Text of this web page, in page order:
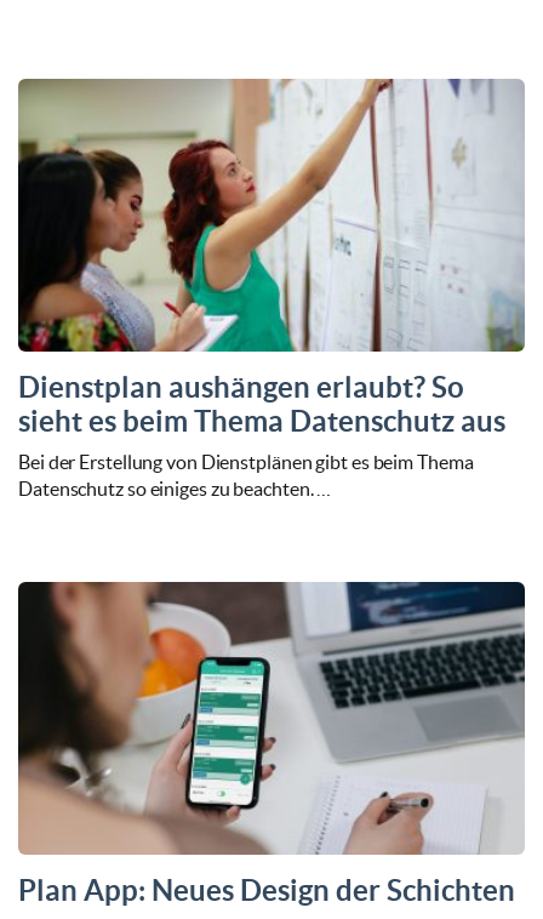
Dienstplan aushängen erlaubt? So
sieht es beim Thema Datenschutz aus
Bei der Erstellung von Dienstplänen gibt es beim Thema
Datenschutz so einiges zu beachten. …
Plan App: Neues Design der Schichten